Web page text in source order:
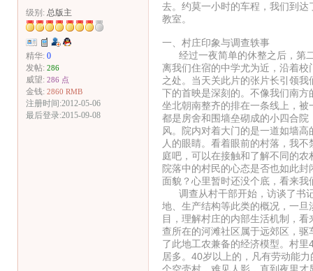
级别: 总版主
精华: 0
发帖: 286
威望: 286 点
金钱: 2860 RMB
注册时间:2012-05-06
最后登录:2015-09-08
去。约莫一小时的车程，我们到
教室。
一、村庄印象与调查轶事
经过一夜简单的休整之后，第二
离我们住宿的中学尤为近，沿着
之处。当天关此片的张片长引领
下的首映是深刻的。不像我们南
坐北朝南整齐的排在一条线上，
都是房舍和围墙垒砌成的小四合
风。院内对着大门的是一道如墙
人的眼睛。看着眼前的村落，我
庭吧，可以在接触和了解不同的
院落中的村民的心态是否也如此
面貌？心里暂时还没个底，看来我
调查从村干部开始，访谈了书记
地、生产结构等此类的概况，一
目，理解村庄的内部生活机制，
查所在的河滩社区属于远郊区，
了此地工农兼备的经济模型。村
居多。40岁以上的，凡有劳动能
个空壳村，难见人影，直到夜里